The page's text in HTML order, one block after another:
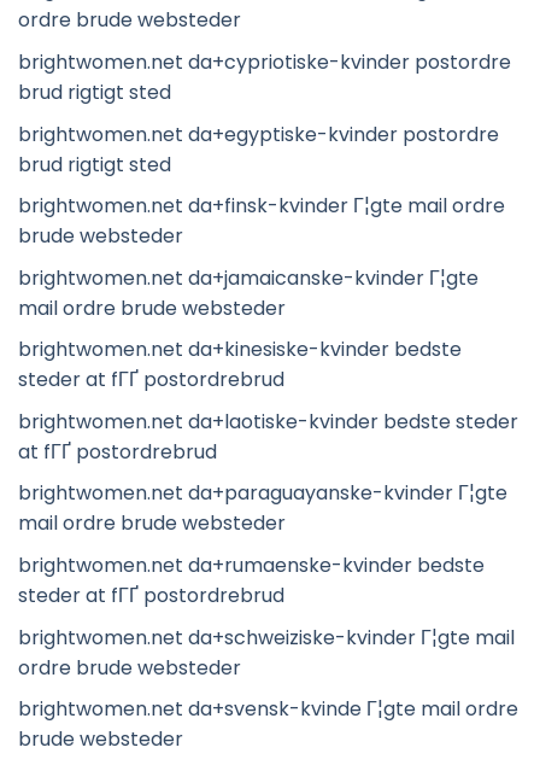
ordre brude websteder
brightwomen.net da+cypriotiske-kvinder postordre
brud rigtigt sted
brightwomen.net da+egyptiske-kvinder postordre
brud rigtigt sted
brightwomen.net da+finsk-kvinder Г¦gte mail ordre
brude websteder
brightwomen.net da+jamaicanske-kvinder Г¦gte
mail ordre brude websteder
brightwomen.net da+kinesiske-kvinder bedste
steder at fГҐ postordrebrud
brightwomen.net da+laotiske-kvinder bedste steder
at fГҐ postordrebrud
brightwomen.net da+paraguayanske-kvinder Г¦gte
mail ordre brude websteder
brightwomen.net da+rumaenske-kvinder bedste
steder at fГҐ postordrebrud
brightwomen.net da+schweiziske-kvinder Г¦gte mail
ordre brude websteder
brightwomen.net da+svensk-kvinde Г¦gte mail ordre
brude websteder